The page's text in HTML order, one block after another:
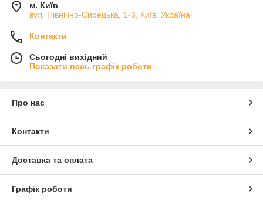
м. Київ
вул. Північно-Сирецька, 1-3, Київ, Україна
Контакти
Сьогодні вихідний
Показати весь графік роботи
Про нас
Контакти
Доставка та оплата
Графік роботи